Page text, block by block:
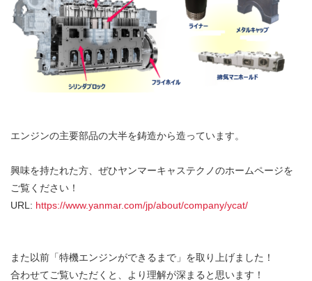
エンジンの主要部品の大半を鋳造から造っています。
興味を持たれた方、ぜひヤンマーキャステクノのホームページを
ご覧ください！
URL: https://www.yanmar.com/jp/about/company/ycat/
また以前「特機エンジンができるまで」を取り上げました！
合わせてご覧いただくと、より理解が深まると思います！